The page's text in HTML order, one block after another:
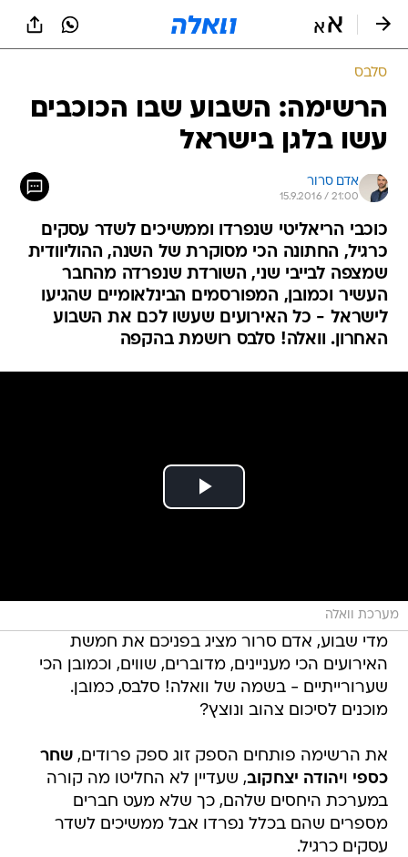
סלבס
הרשימה: השבוע שבו הכוכבים
עשו בלגן בישראל
אדם סרור
15.9.2016 / 21:00
כוכבי הריאליטי שנפרדו וממשיכים לשדר עסקים
כרגיל, החתונה הכי מסוקרת של השנה, ההוליוודית
שמצפה לבייבי שני, השורדת שנפרדה מהחבר
העשיר וכמובן, המפורסמים הבינלאומיים שהגיעו
לישראל - כל האירועים שעשו לכם את השבוע
האחרון. וואלה! סלבס רושמת בהקפה
מערכת וואלה
מדי שבוע, אדם סרור מציג בפניכם את חמשת
האירועים הכי מעניינים, מדוברים, שווים, וכמובן הכי
שערורייתיים - בשמה של וואלה! סלבס, כמובן.
מוכנים לסיכום צהוב ונוצץ?
את הרשימה פותחים הספק זוג ספק פרודים,שחר
כספי ויהודה יצחקוב, שעדיין לא החליטו מה קורה
במערכת היחסים שלהם, כך שלא מעט חברים
מספרים שהם בכלל נפרדו אבל ממשיכים לשדר
עסקים כרגיל.